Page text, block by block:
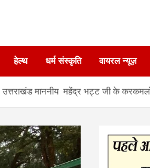
हेल्थ धर्म संस्कृति वायरल न्यूज़
उत्तराखंड माननीय महेंद्र भट्ट जी के